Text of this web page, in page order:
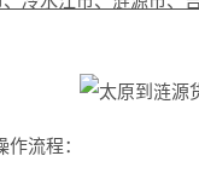
作流程：